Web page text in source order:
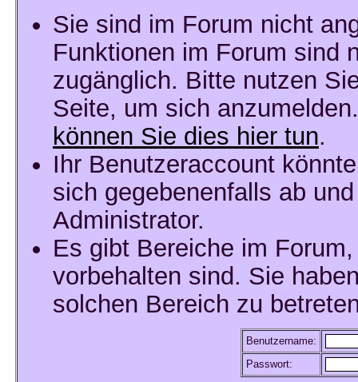
Sie sind im Forum nicht
Funktionen im Forum sind
zugänglich. Bitte nutzen
Seite, um sich
können Sie dies hier tun.
Ihr Benutzeraccount
sich gegebenenfalls ab
Administrator.
Es gibt Bereiche im
vorbehalten sind. Sie
solchen Bereich zu
Benutzername:
Passwort: